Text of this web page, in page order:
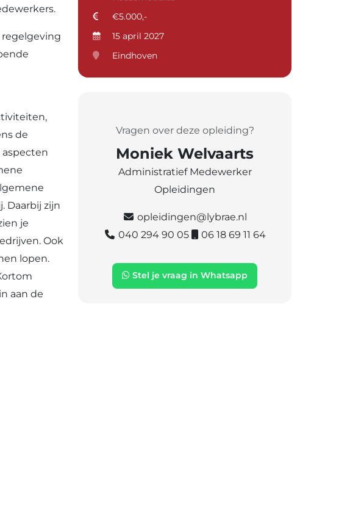
de
Daarbij zijn
je
Ook
lopen.
aan de
€5.000,-
15 april 2027
Eindhoven
Vragen over deze opleiding?
Moniek Welvaarts
Administratief Medewerker
Opleidingen
opleidingen@lybrae.nl
040 294 90 05
06 18 69 11 64
Stel je vraag in Whatsapp